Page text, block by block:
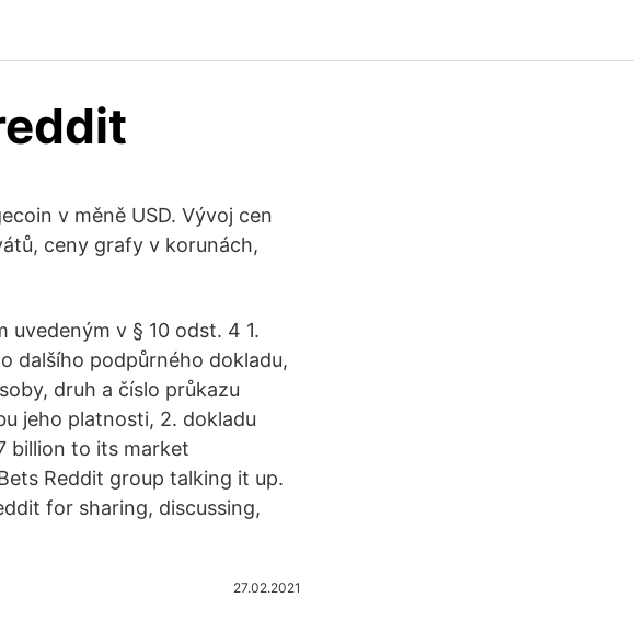
v měně USD. Vývoj cen
ceny grafy v korunách,
uvedeným v § 10 odst. 4 1.
dalšího podpůrného dokladu,
druh a číslo průkazu
jeho platnosti, 2. dokladu
billion to its market
Reddit group talking it up.
for sharing, discussing,
27.02.2021